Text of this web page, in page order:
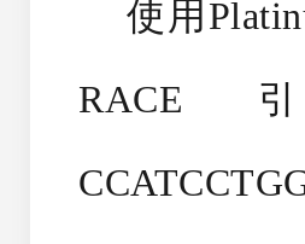
使用
RACE